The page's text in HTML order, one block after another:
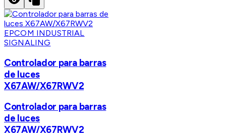
EPCOM INDUSTRIAL
SIGNALING
Controlador para barras
de luces
X67AW/X67RWV2
Controlador para barras
de luces
X67AW/X67RWV2